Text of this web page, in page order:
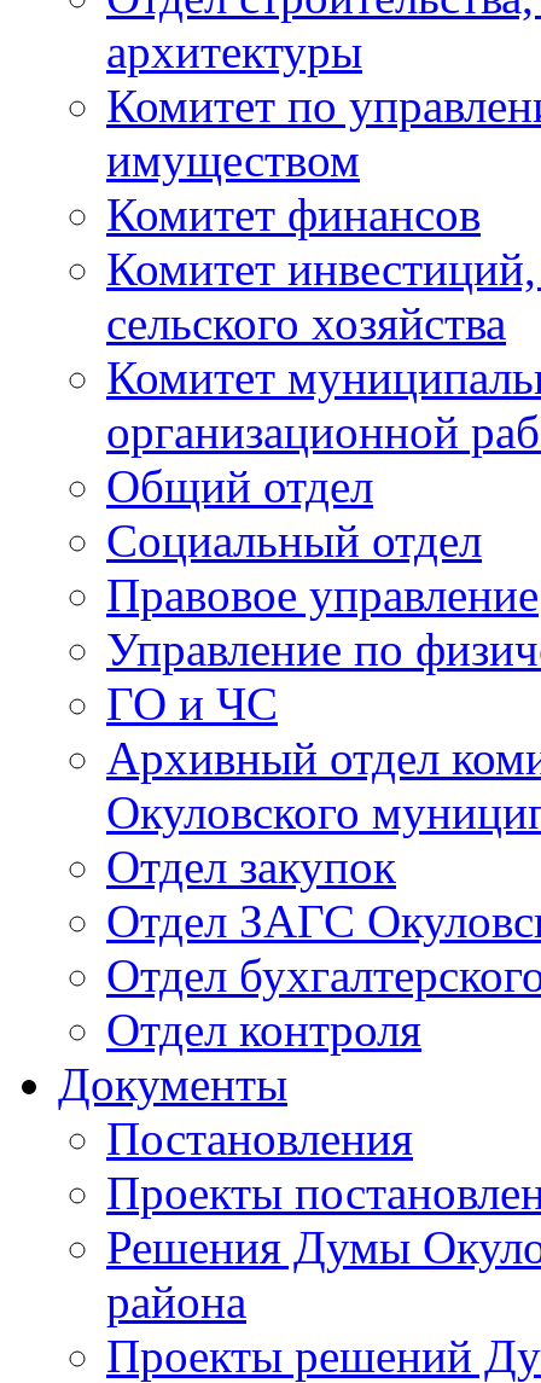
архитектуры
Комитет по
имуществом
Комитет финансов
Комитет
сельского хозяйства
Комитет
организационной
Общий отдел
Социальный отдел
Правовое управление
Управление по
ГО и ЧС
Архивный отдел
Окуловского
Отдел закупок
Отдел ЗАГС
Отдел
Отдел контроля
Документы
Постановления
Проекты
Решения Думы
района
Проекты решений